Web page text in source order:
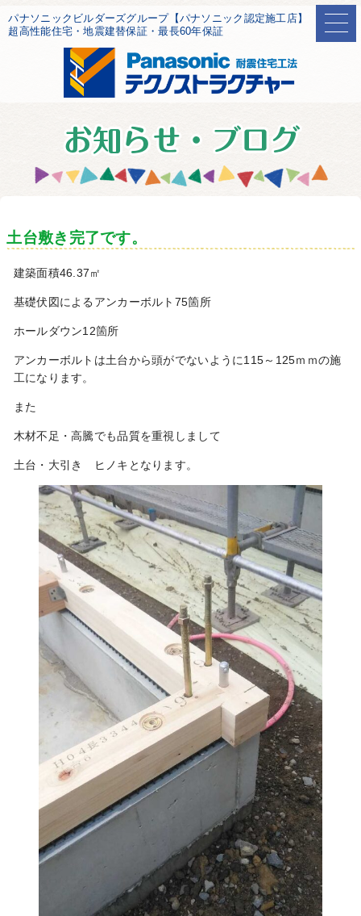
パナソニックビルダーズグループ【パナソニック認定施工店】
超高性能住宅・地震建替保証・最長60年保証
土台敷き完了です。
建築面積46.37㎡
基礎伏図によるアンカーボルト75箇所
ホールダウン12箇所
アンカーボルトは土台から頭がでないように115～125ｍｍの施
工になります。
また
木材不足・高騰でも品質を重視しまして
土台・大引き ヒノキとなります。